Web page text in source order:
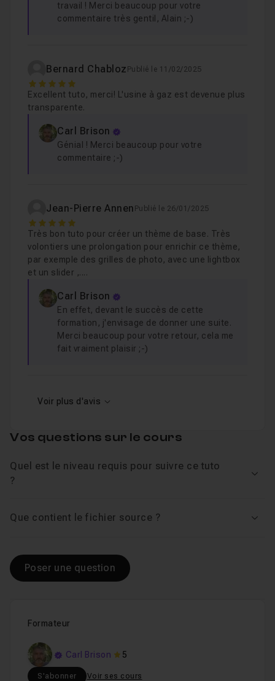
travail ! Merci beaucoup pour votre
commentaire très gentil, Alain ;-)
Bernard Chabloz Publié le 11/02/2025
5
Excellent tuto, merci! L'usine à gaz est devenue plus
transparente.
Carl Brison
Génial ! Merci beaucoup pour votre
commentaire ;-)
Jean-Pierre Annen Publié le 26/01/2025
5
Très bon tuto pour créer un thème de base. Très
volontiers une prolongation pour enrichir ce thème,
par exemple des grilles de photo, avec une lightbox
et un slider ,....
Carl Brison
En effet, devant le succès de cette
formation, j'envisage de donner une suite.
Merci beaucoup pour votre retour, cela me
fait vraiment plaisir ;-)
Voir plus d'avis
Formateur
Carl Brison 5
S'abonner Voir ses cours
Vos questions sur le cours
Quel est le niveau requis pour suivre ce tuto
?
Que contient le fichier source ?
Poser une question